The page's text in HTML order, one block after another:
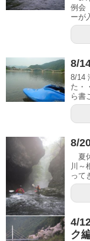
例会
ーが
8/
8/14
た・
ら書
8/
夏
川～
って
4/
ク